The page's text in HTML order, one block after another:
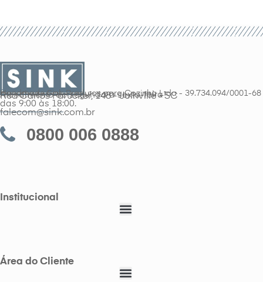
Handmade Sink Produtos para Cozinha Ltda - 39.734.094/0001-68
Rua Carlos Parucker, 148 - Joinville - SC
Atendimento de segunda a sexta-feira
das 9:00 às 18:00.
falecom@sink.com.br
0800 006 0888
Institucional
Área do Cliente